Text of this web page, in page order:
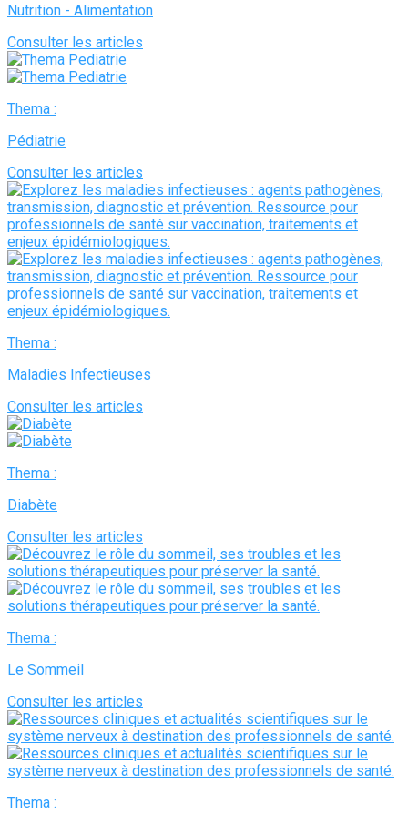
Nutrition - Alimentation
Consulter les articles
Thema :
Pédiatrie
Consulter les articles
Thema :
Maladies Infectieuses
Consulter les articles
Thema :
Diabète
Consulter les articles
Thema :
Le Sommeil
Consulter les articles
Thema :